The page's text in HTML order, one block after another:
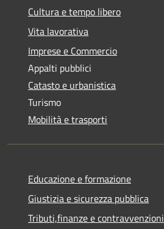
Cultura e tempo libero
Vita lavorativa
Imprese e Commercio
Appalti pubblici
Catasto e urbanistica
Turismo
Mobilità e trasporti
Educazione e formazione
Giustizia e sicurezza pubblica
Tributi,finanze e contravvenzioni